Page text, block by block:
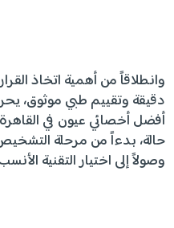
وانطلاقاً من أهمية اتخاذ
دقيقة وتقييم طبي موثوق،
أفضل أخصائي عيون في
حالة، بدءاً من مرحلة
وصولاً إلى اختيار التقنية